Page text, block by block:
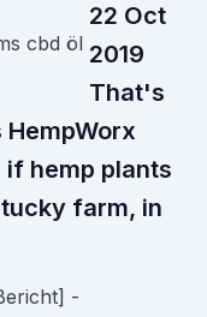
22 Oct
2019
That's
if hemp plants
farm, in
-